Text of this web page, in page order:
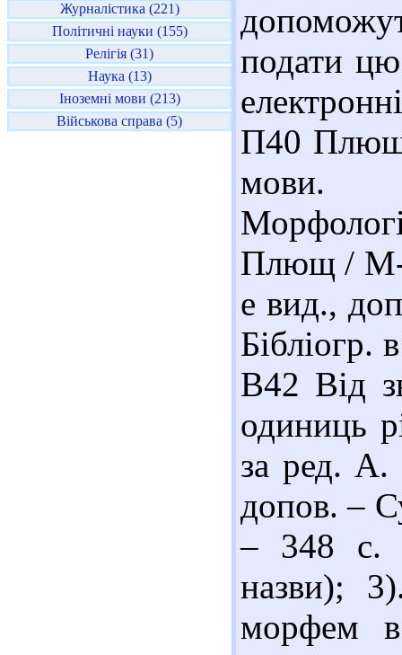
Журналістика (221)
Політичні науки (155)
Релігія (31)
Наука (13)
Іноземні мови (213)
Військова справа (5)
подати цю
П40
мови.
Плющ / М-
е вид.,
Бібліогр.
В42 Від
одиниць
за ред.
допов. –
– 348 с.
назви);
морфем в